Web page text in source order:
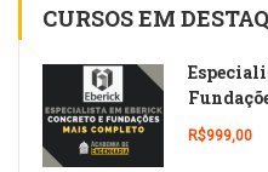
CURSOS EM
R$999,00